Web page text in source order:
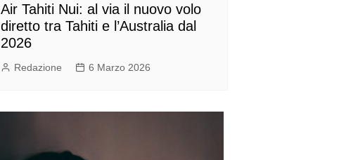
Air Tahiti Nui: al via il nuovo volo
diretto tra Tahiti e l’Australia dal
2026
Redazione 6 Marzo 2026